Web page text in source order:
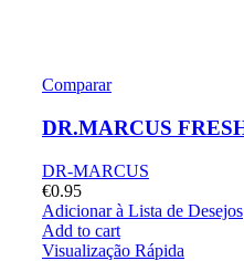
Comparar
DR.MARCUS
DR-MARCUS
€0.95
Adicionar à Lista de Desejos
Add to cart
Visualização Rápida